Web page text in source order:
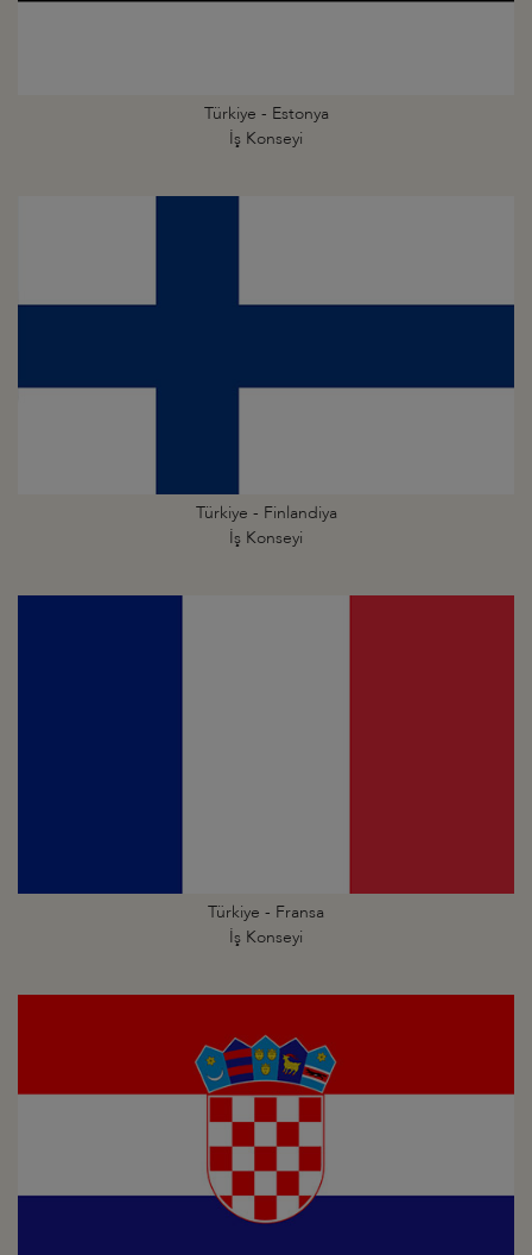
Türkiye - Estonya
İş Konseyi
Türkiye - Finlandiya
İş Konseyi
Türkiye - Fransa
İş Konseyi